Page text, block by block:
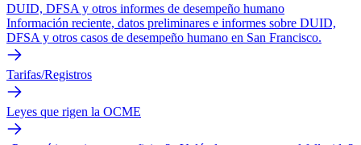
DUID, DFSA y otros informes de desempeño humano
Información reciente, datos preliminares e informes sobre DUID,
DFSA y otros casos de desempeño humano en San Francisco.
Tarifas/Registros
Leyes que rigen la OCME